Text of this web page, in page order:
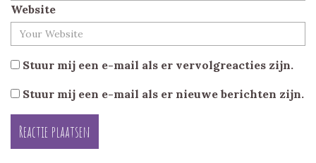
Website
Stuur mij een e-mail als er vervolgreacties zijn.
Stuur mij een e-mail als er nieuwe berichten zijn.